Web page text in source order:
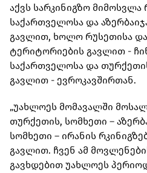
აქვს სარკინიგზო მიმოსვლა
საქართველოსა და
გავლით, ხოლო რუსეთისა და
ტერიტორიების გავლით -
საქართველოსა და
გავლით - ევროკავშირთან.
„უახლოეს მომავალში
თურქეთის, სომხეთი –
სომხეთი – ირანის
გავლით. ჩვენ ამ
გავხდებით უახლოეს